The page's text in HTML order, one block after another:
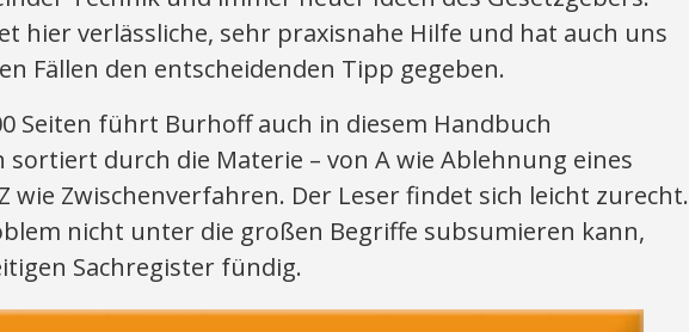
hier verlässliche, sehr praxisnahe Hilfe und hat auch uns
Fällen den entscheidenden Tipp gegeben.
Seiten führt Burhoff auch in diesem Handbuch
sortiert durch die Materie – von A wie Ablehnung eines
wie Zwischenverfahren. Der Leser findet sich leicht zurecht.
nicht unter die großen Begriffe subsumieren kann,
Sachregister fündig.